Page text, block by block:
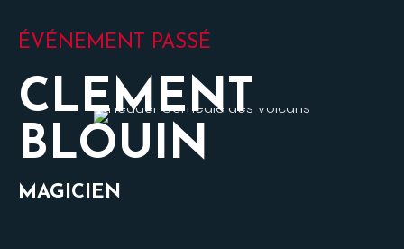
ÉVÉNEMENT PASSÉ
CLEMENT
BLOUIN
MAGICIEN